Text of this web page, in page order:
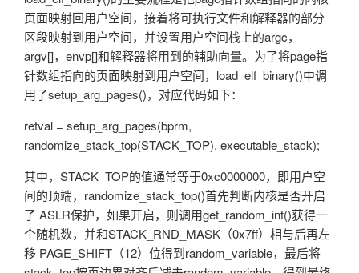
页面映射回用户空间，接着将可执行文件和解释器的部分
区段映射到用户空间，并设置用户空间栈上的argc，
argv[]，envp[]和解释器将用到的辅助向量。为了将page指
针数组指向的页面映射到用户空间，load_elf_binary()中调
用了setup_arg_pages()，对应代码如下：
retval = setup_arg_pages(bprm,
randomize_stack_top(STACK_TOP), executable_stack);
其中，STACK_TOP的值通常等于0xc0000000，即用户空
间的顶端，randomize_stack_top()首先判断内核是否开启
了 ASLR保护，如果开启，则调用get_random_int()获得一
个随机数，并和STACK_RND_MASK（0x7ff）相与后再左
移 PAGE_SHIFT（12）位得到random_variable，最后将